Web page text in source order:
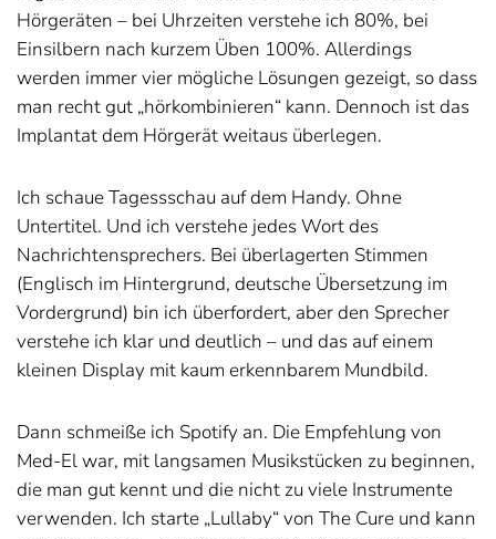
Hörgeräten – bei Uhrzeiten verstehe ich 80%, bei
Einsilbern nach kurzem Üben 100%. Allerdings
werden immer vier mögliche Lösungen gezeigt, so dass
man recht gut „hörkombinieren“ kann. Dennoch ist das
Implantat dem Hörgerät weitaus überlegen.
Ich schaue Tagessschau auf dem Handy. Ohne
Untertitel. Und ich verstehe jedes Wort des
Nachrichtensprechers. Bei überlagerten Stimmen
(Englisch im Hintergrund, deutsche Übersetzung im
Vordergrund) bin ich überfordert, aber den Sprecher
verstehe ich klar und deutlich – und das auf einem
kleinen Display mit kaum erkennbarem Mundbild.
Dann schmeiße ich Spotify an. Die Empfehlung von
Med-El war, mit langsamen Musikstücken zu beginnen,
die man gut kennt und die nicht zu viele Instrumente
verwenden. Ich starte „Lullaby“ von The Cure und kann